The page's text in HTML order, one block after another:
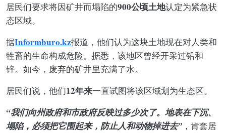
居民们要求将因矿井而塌陷的900公顷土地认定为紧急状
态区域。
据Informburo.kz报道，他们认为这块土地现在对人类和
牲畜的生命构成危险。据悉，该地区曾经开采过铅和
锌。如今，废弃的矿井里充满了水。
居民们说，他们12年来一直试图将该区域划为生态区。
“我们向州政府和市政府反映过多少次了。地表在下沉、
塌陷，必须把它围起来，防止人和动物掉进去” ，肯套居